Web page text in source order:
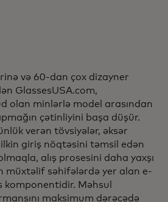
və 60-dan çox dizayner
GlassesUSA.com,
olan minlərlə model arasından
çətinliyini başa düşür.
verən tövsiyələr, əksər
ilkin giriş nöqtəsini təmsil edən
alış prosesini daha yaxşı
müxtəlif səhifələrdə yer alan e-
komponentidir. Məhsul
maksimum dərəcədə